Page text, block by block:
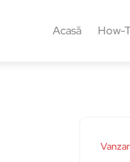
Acasă How-